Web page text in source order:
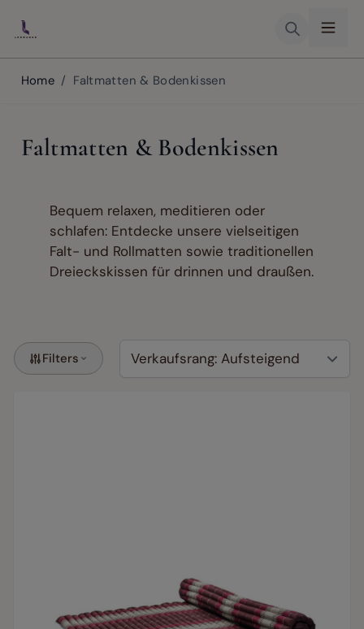
Home / Faltmatten & Bodenkissen
Faltmatten & Bodenkissen
Bequem relaxen, meditieren oder
schlafen: Entdecke unsere vielseitigen
Falt- und Rollmatten sowie traditionellen
Dreieckskissen für drinnen und draußen.
Filters